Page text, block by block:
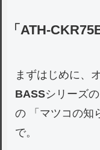
「ATH-
まずはじめに、
BASSシリーズ
の 「マツコの知
で。